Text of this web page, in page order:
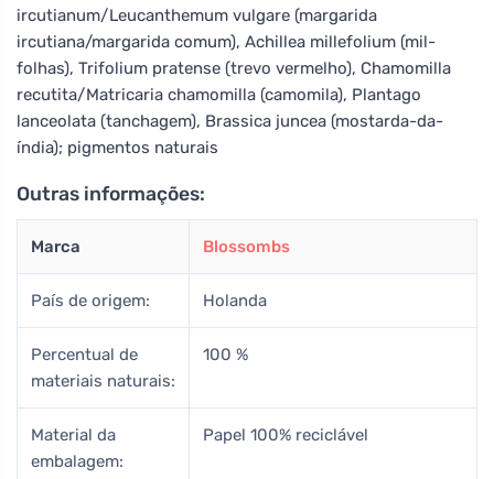
ircutianum/Leucanthemum vulgare (margarida
ircutiana/margarida comum), Achillea millefolium (mil-
folhas), Trifolium pratense (trevo vermelho), Chamomilla
recutita/Matricaria chamomilla (camomila), Plantago
lanceolata (tanchagem), Brassica juncea (mostarda-da-
índia); pigmentos naturais
Outras informações:
Marca Blossombs
País de origem: Holanda
Percentual de
materiais naturais:
100 %
Material da
embalagem:
Papel 100% reciclável